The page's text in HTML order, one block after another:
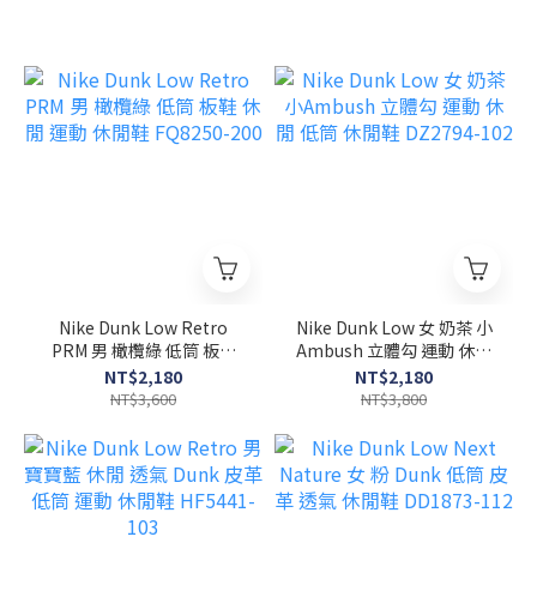
Nike Dunk Low Retro
PRM 男 橄欖綠 低筒 板鞋
休閒 運動 休閒鞋 FQ8250-
200
NT$2,180
NT$3,600
Nike Dunk Low 女 奶茶 小
Ambush 立體勾 運動 休閒
低筒 休閒鞋 DZ2794-102
NT$2,180
NT$3,800